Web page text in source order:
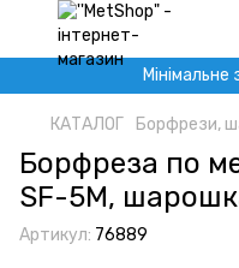
КАТАЛОГ Борфрези,
Борфреза по
SF-5M,
Артикул: 76889